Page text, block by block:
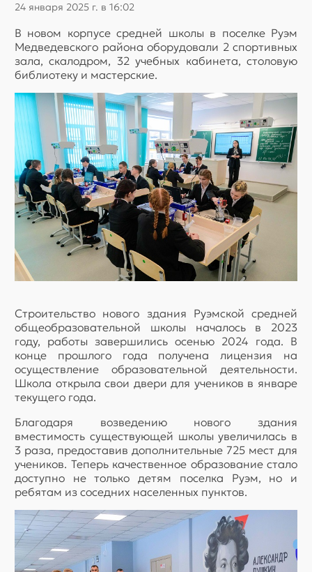
24 января 2025 г. в 16:02
В новом корпусе средней школы в поселке Руэм
Медведевского района оборудовали 2 спортивных
зала, скалодром, 32 учебных кабинета, столовую
библиотеку и мастерские.
Строительство нового здания Руэмской средней
общеобразовательной школы началось в 2023
году, работы завершились осенью 2024 года. В
конце прошлого года получена лицензия на
осуществление образовательной деятельности.
Школа открыла свои двери для учеников в январе
текущего года.
Благодаря возведению нового здания
вместимость существующей школы увеличилась в
3 раза, предоставив дополнительные 725 мест для
учеников. Теперь качественное образование стало
доступно не только детям поселка Руэм, но и
ребятам из соседних населенных пунктов.